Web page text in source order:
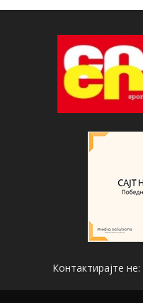
Контактирајте не: